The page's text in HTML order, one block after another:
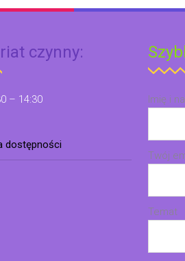
czynny:
– 14:30
dostępności
Imię i
Twój
Temat